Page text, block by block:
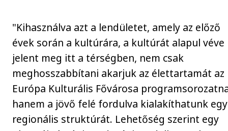
"Kihasználva azt a lendületet, amely az előző
évek során a kultúrára, a kultúrát alapul véve
jelent meg itt a térségben, nem csak
meghosszabbítani akarjuk az élettartamát az
Európa Kulturális Fővárosa
hanem a jövő felé fordulva kialakíthatunk
regionális struktúrát. Lehetőség szerint egy